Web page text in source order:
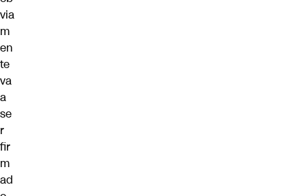
via
m
en
te
va
a
se
r
fir
m
ad